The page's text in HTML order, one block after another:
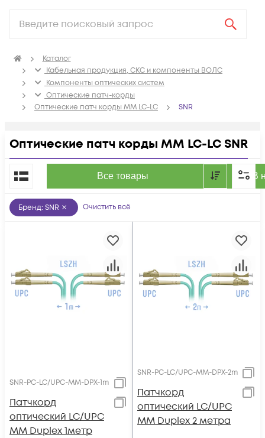
Каталог
Кабельная продукция, СКС и компоненты ВОЛС
Компоненты оптических систем
Оптические патч-корды
Оптические патч корды MM LC-LC
SNR
Оптические патч корды MM LC-LC SNR
Все товары В
По популярности
Бренд: SNR Очистить всё
SNR-PC-LC/UPC-MM-DPX-1m
Патчкорд
оптический LC/UPC
MM Duplex 1метр
SNR-PC-LC/UPC-MM-DPX-2m
Патчкорд
оптический LC/UPC
MM Duplex 2 метра